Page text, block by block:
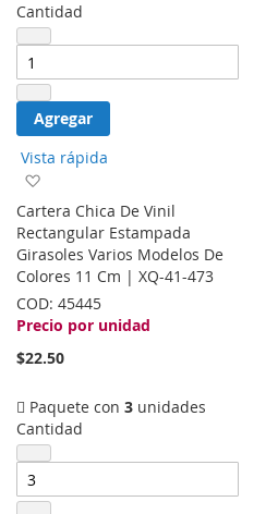
Cantidad
Agregar
Vista rápida
la
lista
de
deseos
Cartera Chica De Vinil
Rectangular Estampada
Girasoles Varios Modelos De
Colores 11 Cm | XQ-41-473
COD: 45445
Precio por unidad
$22.50
Paquete con 3 unidades
Cantidad